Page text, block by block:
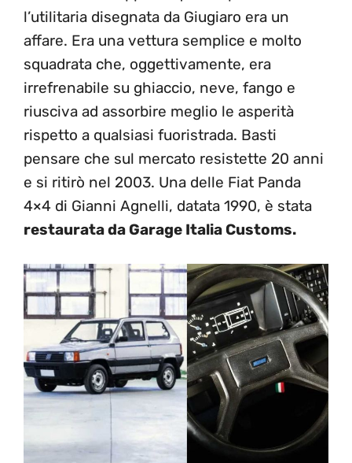
l’utilitaria disegnata da Giugiaro era un
affare. Era una vettura semplice e molto
squadrata che, oggettivamente, era
irrefrenabile su ghiaccio, neve, fango e
riusciva ad assorbire meglio le asperità
rispetto a qualsiasi fuoristrada. Basti
pensare che sul mercato resistette 20 anni
e si ritirò nel 2003. Una delle Fiat Panda
4×4 di Gianni Agnelli, datata 1990, è stata
restaurata da Garage Italia Customs.